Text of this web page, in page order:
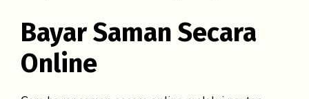
Bayar Saman Secara
Online